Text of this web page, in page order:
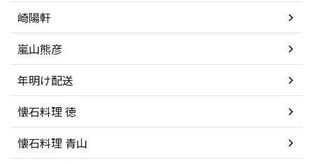
崎陽軒
嵐山熊彦
年明け配送
懐石料理 徳
懐石料理 青山